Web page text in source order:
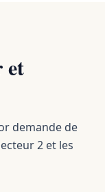
et
demande de
2 et les